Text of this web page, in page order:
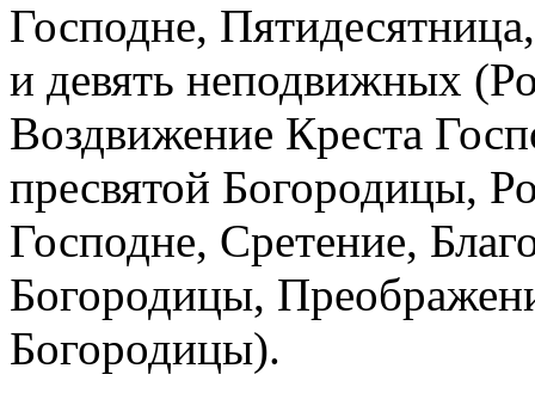
Господне,
и девять неподвижных
Воздвижение Креста
пресвятой Богородицы,
Господне, Сретение,
Богородицы,
Богородицы).